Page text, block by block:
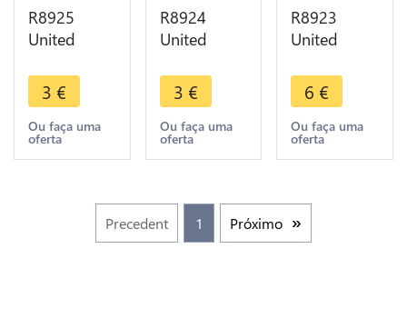
R8925
United
5 Cents
Buffalo
1913 1938
-> Make
3 €
Ou faça uma
oferta
R8924
United
5 Cents
Buffalo
1913 1938
-> Make
3 €
Ou faça uma
oferta
R8923
United
5 Cents
Buffalo
1928 ->
Make offer
6 €
Ou faça uma
oferta
Precedent 1 Próximo